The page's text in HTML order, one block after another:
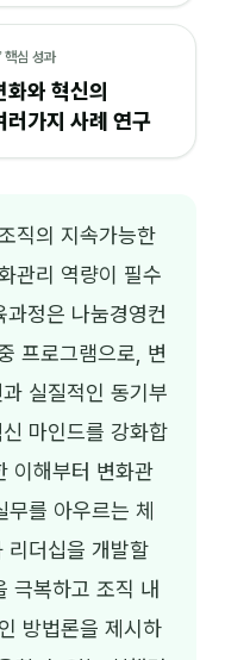
핵심 성과
화와 혁신의
러가지 사례 연구
직의 지속가능한
관리 역량이 필수
정은 나눔경영컨
프로그램으로, 변
실질적인 동기부
마인드를 강화합
이해부터 변화관
를 아우르는 체
리더십을 개발할
극복하고 조직 내
방법론을 제시하